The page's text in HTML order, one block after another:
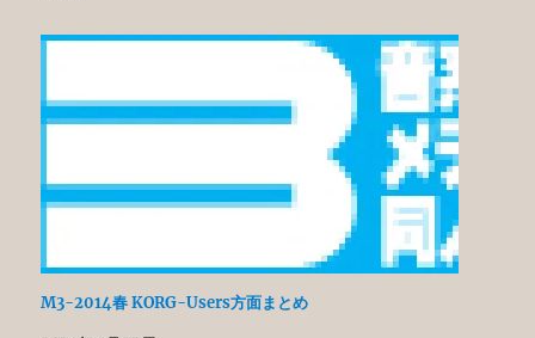
M3-2014春 KORG-Users方面まとめ